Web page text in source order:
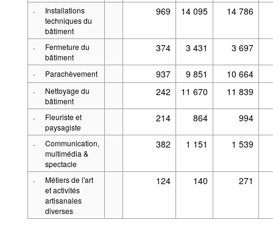
·
Installations
techniques du
bâtiment
969 14 095 14 786
·
Fermeture du
bâtiment
374 3 431 3 697
· Parachèvement 937 9 851
10 664
·
Nettoyage du
bâtiment
242 11 670 11 839
·
Fleuriste et
paysagiste
214 864 994
·
Communication,
multimédia &
spectacle
382 1 151 1 539
·
Métiers de l'art
et activités
artisanales
diverses
124 140 271